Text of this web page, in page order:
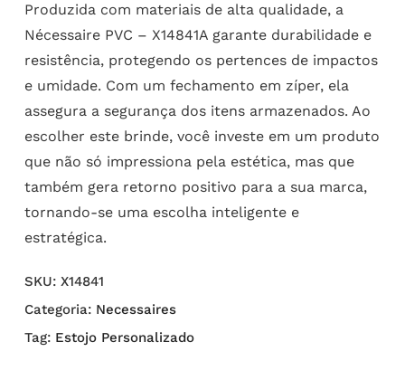
Produzida com materiais de alta qualidade, a
Nécessaire PVC – X14841A garante durabilidade e
resistência, protegendo os pertences de impactos
e umidade. Com um fechamento em zíper, ela
assegura a segurança dos itens armazenados. Ao
escolher este brinde, você investe em um produto
que não só impressiona pela estética, mas que
também gera retorno positivo para a sua marca,
tornando-se uma escolha inteligente e
estratégica.
SKU: X14841
Categoria: Necessaires
Tag: Estojo Personalizado